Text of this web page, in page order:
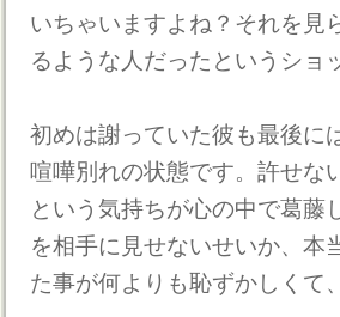
いちゃいますよね？それを見
るような人だったというショ
初めは謝っていた彼も最後に
喧嘩別れの状態です。許せな
という気持ちが心の中で葛藤
を相手に見せないせいか、本
た事が何よりも恥ずかしくて